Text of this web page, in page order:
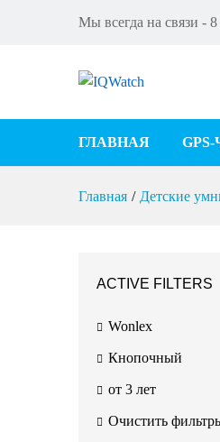
Мы всегда на связи -
ГЛАВНАЯ
Главная / Детские
ACTIVE FILTERS
Wonlex
Кнопочный
от 3 лет
Очистить